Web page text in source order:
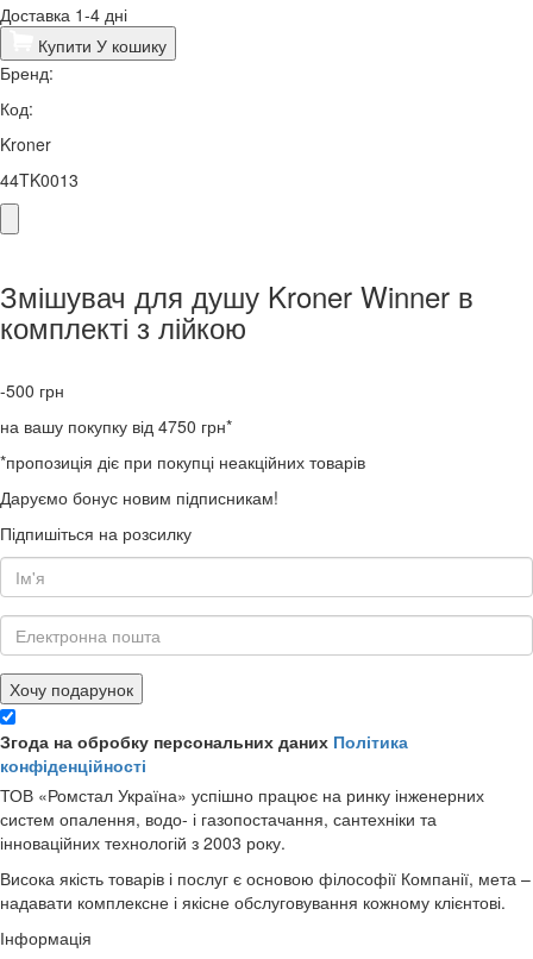
Доставка 1-4 дні
Купити У кошику
Бренд:
Код:
Kroner
44TK0013
Змішувач для душу Kroner Winner в
комплекті з лійкою
-500 грн
на вашу покупку від 4750 грн*
*пропозиція діє при покупці неакційних товарів
Даруємо бонус новим підписникам!
Підпишіться на розсилку
Хочу подарунок
Згода на обробку персональних даних Політика
конфіденційності
ТОВ «Ромстал Україна» успішно працює на ринку інженерних
систем опалення, водо- і газопостачання, сантехніки та
інноваційних технологій з 2003 року.
Висока якість товарів і послуг є основою філософії Компанії, мета –
надавати комплексне і якісне обслуговування кожному клієнтові.
Інформація